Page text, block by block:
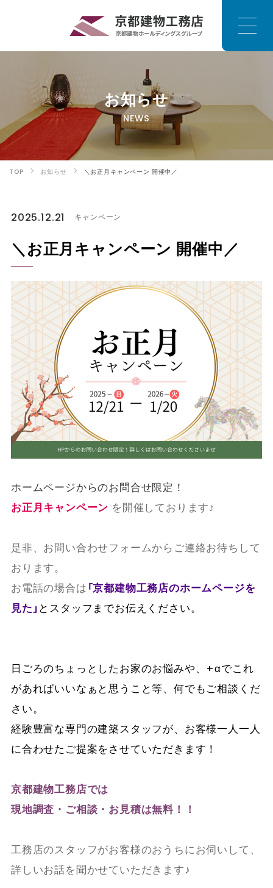
お知らせ
NEWS
TOP お知らせ ＼お正月キャンペーン 開催中／
2025.12.21 キャンペーン
＼お正月キャンペーン 開催中／
ホームページからのお問合せ限定！
お正月キャンペーン を開催しております♪
是非、お問い合わせフォームからご連絡お待ちして
おります。
お電話の場合は 「京都建物工務店のホームページを
見た」 とスタッフまでお伝えください。
日ごろのちょっとしたお家のお悩みや、+αでこれ
があればいいなぁと思うこと等、何でもご相談くだ
さい。
経験豊富な専門の建築スタッフが、お客様一人一人
に合わせたご提案をさせていただきます！
京都建物工務店では
現地調査・ご相談・お見積は無料！！
工務店のスタッフがお客様のおうちにお伺いして、
詳しいお話を聞かせていただきます♪